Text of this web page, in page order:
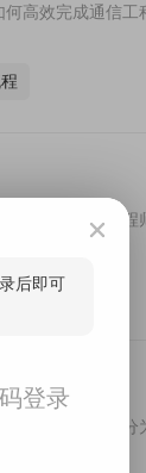
高效完成通信工
部分。通信工程
考试科目通常分